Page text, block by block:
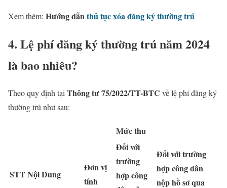
Xem thêm: Hướng dẫnthủ tục xóa đăng ký thường trú
4. Lệ phí đăng ký thường trú năm 2024
là bao nhiêu?
Theo quy định tại Thông tư 75/2022/TT-BTC về lệ phí đăng ký
thường trú như sau:
STTNội Dung
Đơn vị
tính
Mức thu
Đối với
trường
hợp công
Đối với trường
hợp công dân
nộp hồ sơ qua